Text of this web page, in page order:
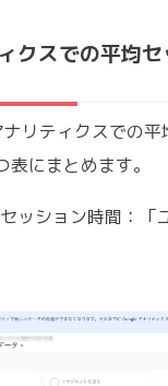
クスでの平均セ
リティクスでの平
表にまとめます。
ッション時間：